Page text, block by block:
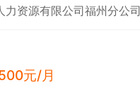
力资源有限公司福州分公司
元/月